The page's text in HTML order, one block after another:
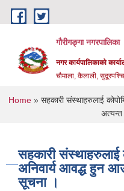
Skip to main content
गौरीगङ्गा नगरपालिका
नगर कार्यपालिकाको
चौमाला, कैलाली,
You are here
Home» सहकारी संस्थाहरुलाई
सहकारी संस्थाहरुलाई
अनिवार्य आवद्ध हुन
सूचना ।